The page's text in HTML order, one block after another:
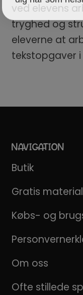
ved elevens
tryghed og
eleverne at
tekstopgaver
NAVIGATION
Butik
Gratis
Købs- og
Om oss
Ofte stillede